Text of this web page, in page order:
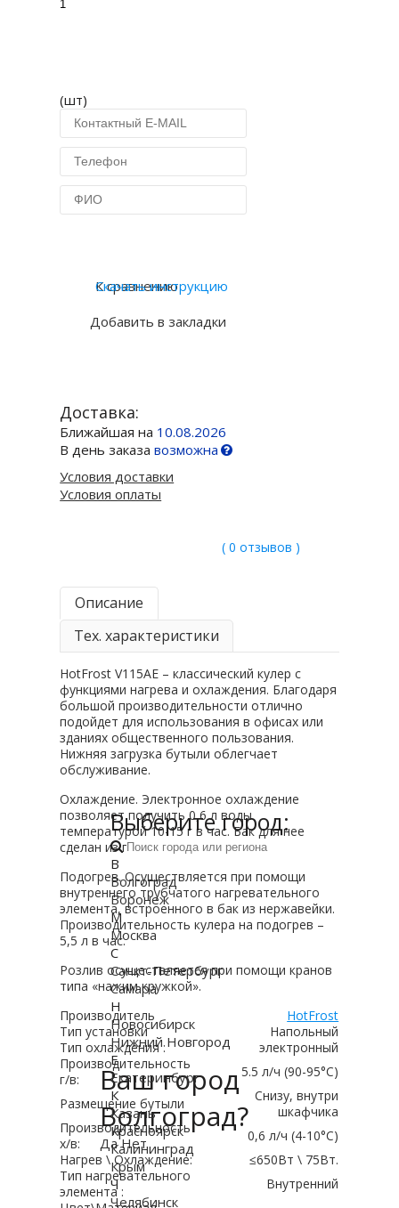
(шт)
К сравнению
Добавить в закладки
Скачать инструкцию
Доставка:
Ближайшая на 10.08.2026
В день заказавозможна
Условия доставки
Условия оплаты
( 0 отзывов )
Описание
Тех. характеристики
HotFrost V115AE – классический кулер с
функциями нагрева и охлаждения. Благодаря
большой производительности отлично
подойдет для использования в офисах или
зданиях общественного пользования.
Нижняя загрузка бутыли облегчает
обслуживание.
Охлаждение. Электронное охлаждение
позволяет получить 0,6 л воды
температурой 10-15 г в час. Бак для нее
сделан из пластика.
Подогрев. Осуществляется при помощи
внутреннего трубчатого нагревательного
элемента, встроенного в бак из нержавейки.
Производительность кулера на подогрев –
5,5 л в час.
Розлив осуществляется при помощи кранов
типа «нажим кружкой».
Производитель
HotFrost
Тип установки
Напольный
Тип охлаждения :
электронный
Производительность
г/в:
5.5 л/ч (90-95°C)
Размещение бутыли
Снизу, внутри
шкафчика
Производительность
х/в:
0,6 л/ч (4-10°C)
Нагрев \ Охлаждение:
≤650Вт \ 75Вт.
Тип нагревательного
элемента :
Внутренний
Ваш город
Волгоград?
Да Нет
Выберите город:
В
Волгоград
Воронеж
М
Москва
С
Санкт-Петербург
Самара
Н
Новосибирск
Нижний Новгород
Е
Екатеринбург
К
Казань
Красноярск
Калининград
Крым
Ч
Челябинск